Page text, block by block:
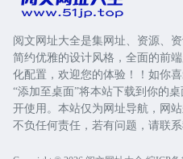
阅文网址大全是集网址、资源、
简约优雅的设计风格，全面的前
化配置，欢迎您的体验！！如你
“添加至桌面”将本站下载到你的
开使用。本站仅为网址导航，网
不负任何责任，若有问题，请联系